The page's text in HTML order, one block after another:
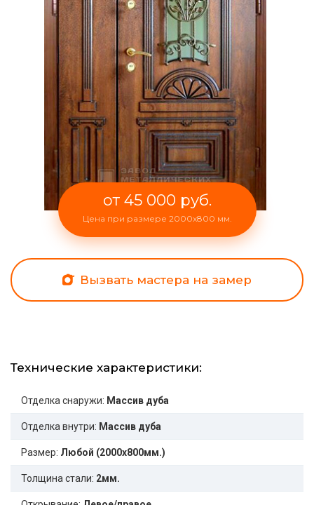
от 45 000 руб.
Цена при размере 2000x800 мм.
Вызвать мастера на замер
Технические характеристики:
Отделка снаружи: Массив дуба
Отделка внутри: Массив дуба
Размер: Любой (2000x800мм.)
Толщина стали: 2мм.